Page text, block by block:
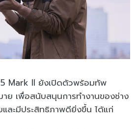
Mark II ยังเปิดตัวพร้อมทัพ
ย เพื่อสนับสนุนการทำงานของช่าง
ละมีประสิทธิภาพดียิ่งขึ้น ได้แก่